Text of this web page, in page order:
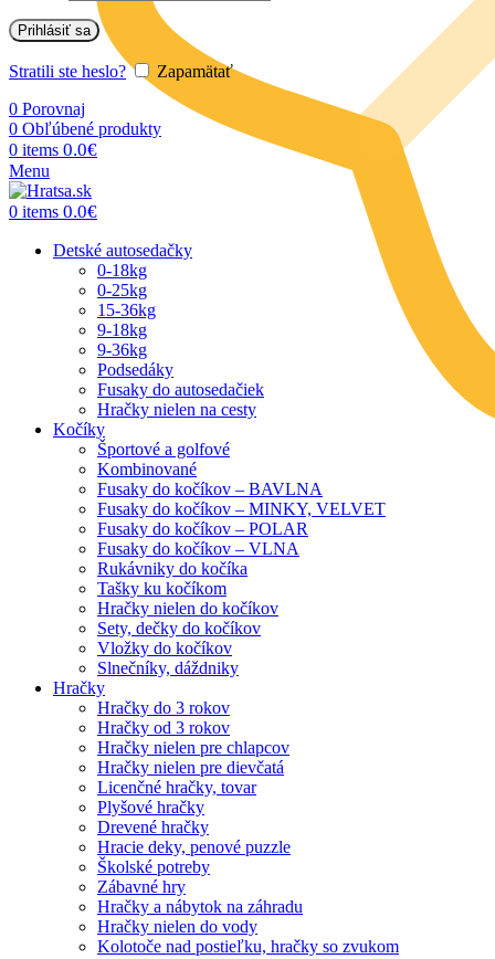
Prihlásiť sa
Stratili ste heslo?
Zapamätať
0 Porovnaj
0 Obľúbené produkty
0 items 0.0€
Menu
0 items 0.0€
Detské autosedačky
0-18kg
0-25kg
15-36kg
9-18kg
9-36kg
Podsedáky
Fusaky do autosedačiek
Hračky nielen na cesty
Kočíky
Športové a golfové
Kombinované
Fusaky do kočíkov – BAVLNA
Fusaky do kočíkov – MINKY, VELVET
Fusaky do kočíkov – POLAR
Fusaky do kočíkov – VLNA
Rukávniky do kočíka
Tašky ku kočíkom
Hračky nielen do kočíkov
Sety, dečky do kočíkov
Vložky do kočíkov
Slnečníky, dáždniky
Hračky
Hračky do 3 rokov
Hračky od 3 rokov
Hračky nielen pre chlapcov
Hračky nielen pre dievčatá
Licenčné hračky, tovar
Plyšové hračky
Drevené hračky
Hracie deky, penové puzzle
Školské potreby
Zábavné hry
Hračky a nábytok na záhradu
Hračky nielen do vody
Kolotoče nad postieľku, hračky so zvukom